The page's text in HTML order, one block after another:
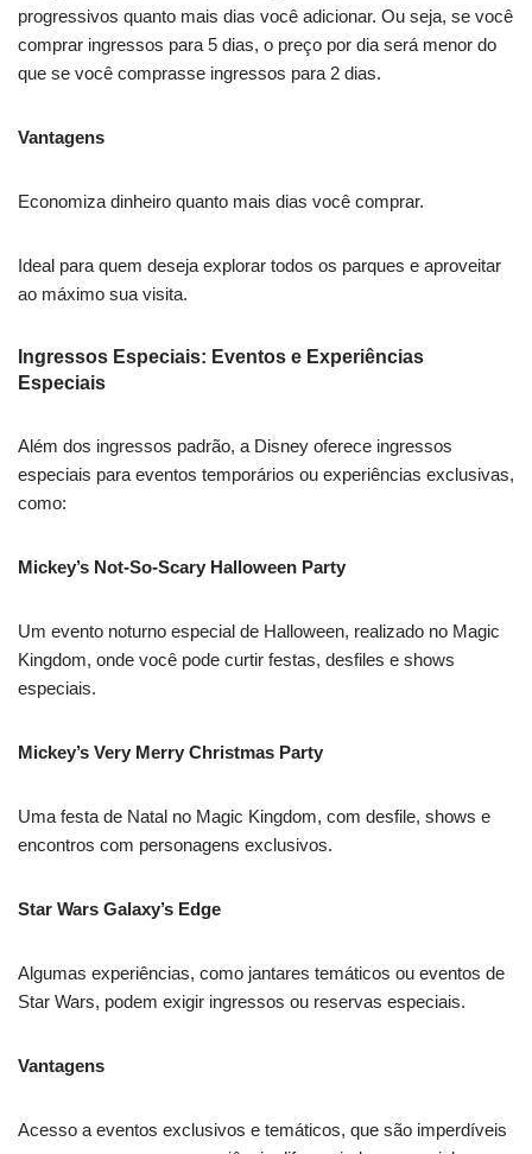
progressivos quanto mais dias você adicionar. Ou seja, se você
comprar ingressos para 5 dias, o preço por dia será menor do
que se você comprasse ingressos para 2 dias.
Vantagens
Economiza dinheiro quanto mais dias você comprar.
Ideal para quem deseja explorar todos os parques e aproveitar
ao máximo sua visita.
Ingressos Especiais: Eventos e Experiências
Especiais
Além dos ingressos padrão, a Disney oferece ingressos
especiais para eventos temporários ou experiências exclusivas,
como:
Mickey’s Not-So-Scary Halloween Party
Um evento noturno especial de Halloween, realizado no Magic
Kingdom, onde você pode curtir festas, desfiles e shows
especiais.
Mickey’s Very Merry Christmas Party
Uma festa de Natal no Magic Kingdom, com desfile, shows e
encontros com personagens exclusivos.
Star Wars Galaxy’s Edge
Algumas experiências, como jantares temáticos ou eventos de
Star Wars, podem exigir ingressos ou reservas especiais.
Vantagens
Acesso a eventos exclusivos e temáticos, que são imperdíveis